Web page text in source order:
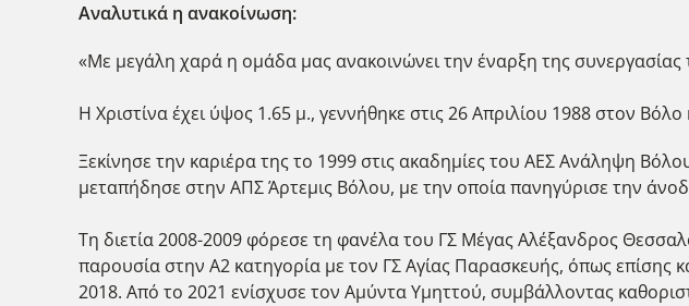
Αναλυτικά η ανακοίνωση:
«Με μεγάλη χαρά η ομάδα μας ανακοινώνει την έναρξη της συνεργασίας
Η Χριστίνα έχει ύψος 1.65 μ., γεννήθηκε στις 26 Απριλίου 1988 στον
Ξεκίνησε την καριέρα της το 1999 στις ακαδημίες του ΑΕΣ Ανάληψη
μεταπήδησε στην ΑΠΣ Άρτεμις Βόλου, με την οποία πανηγύρισε την
Τη διετία 2008-2009 φόρεσε τη φανέλα του ΓΣ Μέγας Αλέξανδρος
παρουσία στην Α2 κατηγορία με τον ΓΣ Αγίας Παρασκευής, όπως
2018. Από το 2021 ενίσχυσε τον Αμύντα Υμηττού, συμβάλλοντας